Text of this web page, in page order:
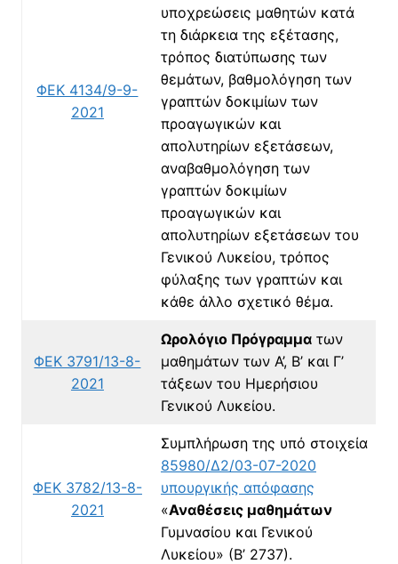
ΦΕΚ 4134/9-9-
2021
υποχρεώσεις μαθητών κατά
τη διάρκεια της εξέτασης,
τρόπος διατύπωσης των
θεμάτων, βαθμολόγηση των
γραπτών δοκιμίων των
προαγωγικών και
απολυτηρίων εξετάσεων,
αναβαθμολόγηση των
γραπτών δοκιμίων
προαγωγικών και
απολυτηρίων εξετάσεων του
Γενικού Λυκείου, τρόπος
φύλαξης των γραπτών και
κάθε άλλο σχετικό θέμα.
ΦΕΚ 3791/13-8-
2021
Ωρολόγιο Πρόγραμματων
μαθημάτων των Α’, Β’ και Γ’
τάξεων του Ημερήσιου
Γενικού Λυκείου.
ΦΕΚ 3782/13-8-
2021
Συμπλήρωση της υπό στοιχεία
85980/Δ2/03-07-2020
υπουργικής απόφασης
«Αναθέσεις μαθημάτων
Γυμνασίου και Γενικού
Λυκείου» (Β’ 2737).